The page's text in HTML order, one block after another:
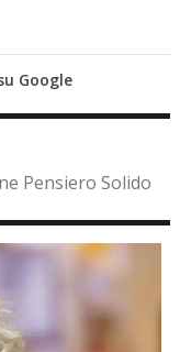
Google
Pensiero Solido